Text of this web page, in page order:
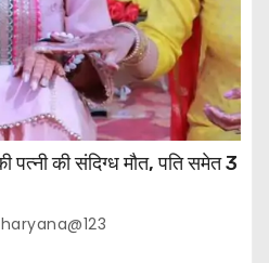
पत्नी की संदिग्ध मौत, पति समेत 3